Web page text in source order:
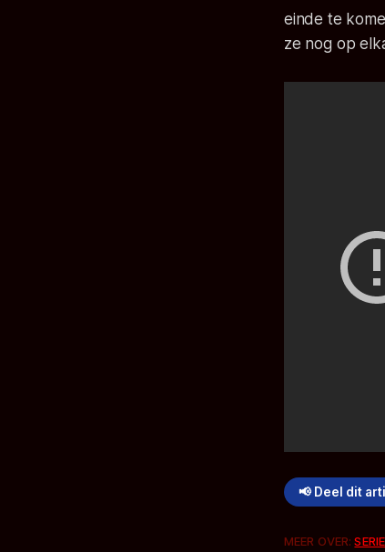
einde te
ze nog op
📢 Deel dit
MEER OVER: